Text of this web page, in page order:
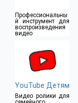
Профессиональны
й инструмент для
воспроизведения
видео
YouTube Детям
Видео ролики для